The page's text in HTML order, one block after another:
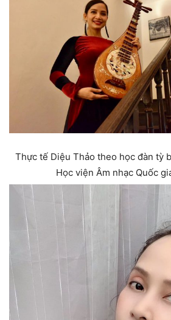
Thực tế Diệu Thảo theo học đàn tỳ
Học viện Âm nhạc Quốc